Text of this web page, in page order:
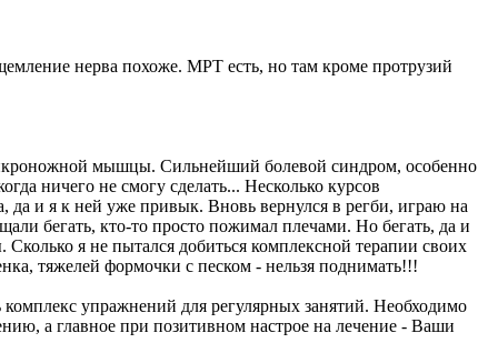
нерва похоже. МРТ есть, но там кроме протрузий
икроножной мышцы. Сильнейший болевой синдром, особенно
ничего не смогу сделать... Несколько курсов
да и я к ней уже привык. Вновь вернулся в регби, играю на
бегать, кто-то просто пожимал плечами. Но бегать, да и
я не пытался добиться комплексной терапии своих
тяжелей формочки с песком - нельзя поднимать!!!
упражнений для регулярных занятий. Необходимо
а главное при позитивном настрое на лечение - Ваши